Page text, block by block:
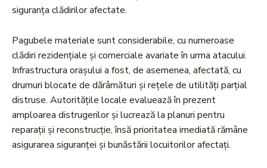
siguranța clădirilor afectate.
Pagubele materiale sunt considerabile, cu numeroase
clădiri rezidențiale și comerciale avariate în urma atacului.
Infrastructura orașului a fost, de asemenea, afectată, cu
drumuri blocate de dărâmături și rețele de utilități parțial
distruse. Autoritățile locale evaluează în prezent
amploarea distrugerilor și lucrează la planuri pentru
reparații și reconstrucție, însă prioritatea imediată rămâne
asigurarea siguranței și bunăstării locuitorilor afectați.